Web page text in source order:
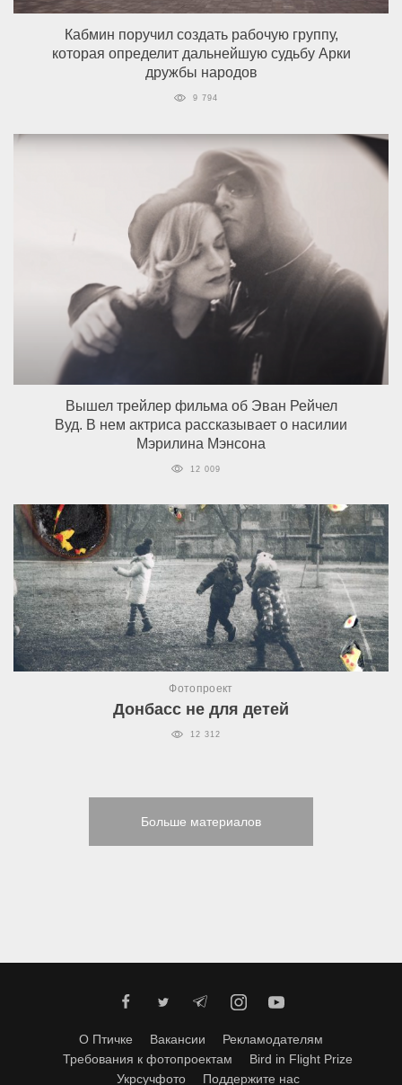
Кабмин поручил создать рабочую группу,
которая определит дальнейшую судьбу Арки
дружбы народов
9 794
Вышел трейлер фильма об Эван Рейчел
Вуд. В нем актриса рассказывает о насилии
Мэрилина Мэнсона
12 009
Фотопроект
Донбасс не для детей
12 312
Больше материалов
О Птичке Вакансии
Рекламодателям
Требования к фотопроектам
Bird in Flight Prize
Укрсучфото
Поддержите нас